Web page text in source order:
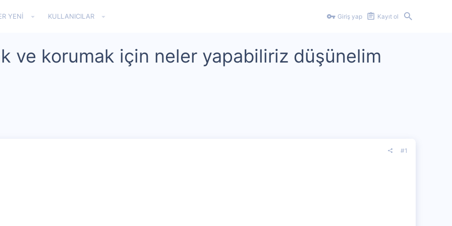
YENI KULLANICILAR Giriş yap Kayıt ol
ve korumak için neler yapabiliriz düşünelim
#1